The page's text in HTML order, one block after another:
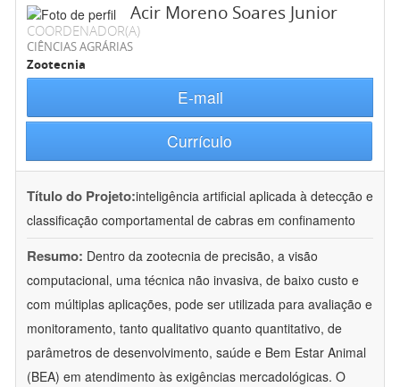
Acir Moreno Soares Junior
COORDENADOR(A)
CIÊNCIAS AGRÁRIAS
Zootecnia
E-mail
Currículo
Título do Projeto:inteligência artificial aplicada à detecção e
classificação comportamental de cabras em confinamento
Resumo: Dentro da zootecnia de precisão, a visão
computacional, uma técnica não invasiva, de baixo custo e
com múltiplas aplicações, pode ser utilizada para avaliação e
monitoramento, tanto qualitativo quanto quantitativo, de
parâmetros de desenvolvimento, saúde e Bem Estar Animal
(BEA) em atendimento às exigências mercadológicas. O